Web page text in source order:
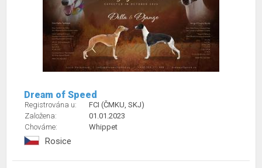
Dream of Speed
Registrována u:
FCI (ČMKU, SKJ)
Založena:
01.01.2023
Chováme:
Whippet
Rosice